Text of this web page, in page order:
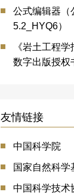
公式编辑器（
5.2_HYQ6）
《岩土工程
数字出版授权
友情链接
中国科学院
国家自然科学
中国科学技术